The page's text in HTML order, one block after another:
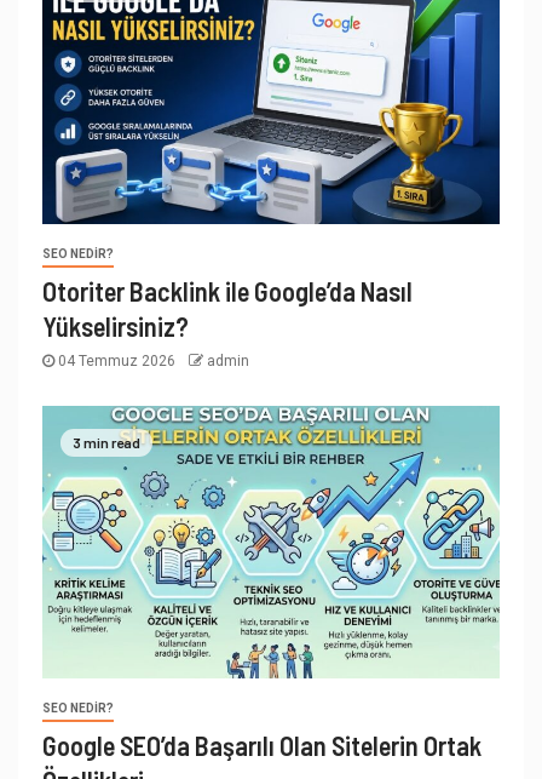
SEO NEDIR?
Otoriter Backlink ile Google’da Nasıl
Yükselirsiniz?
04 Temmuz 2026 admin
3 min read
SEO NEDIR?
Google SEO’da Başarılı Olan Sitelerin Ortak